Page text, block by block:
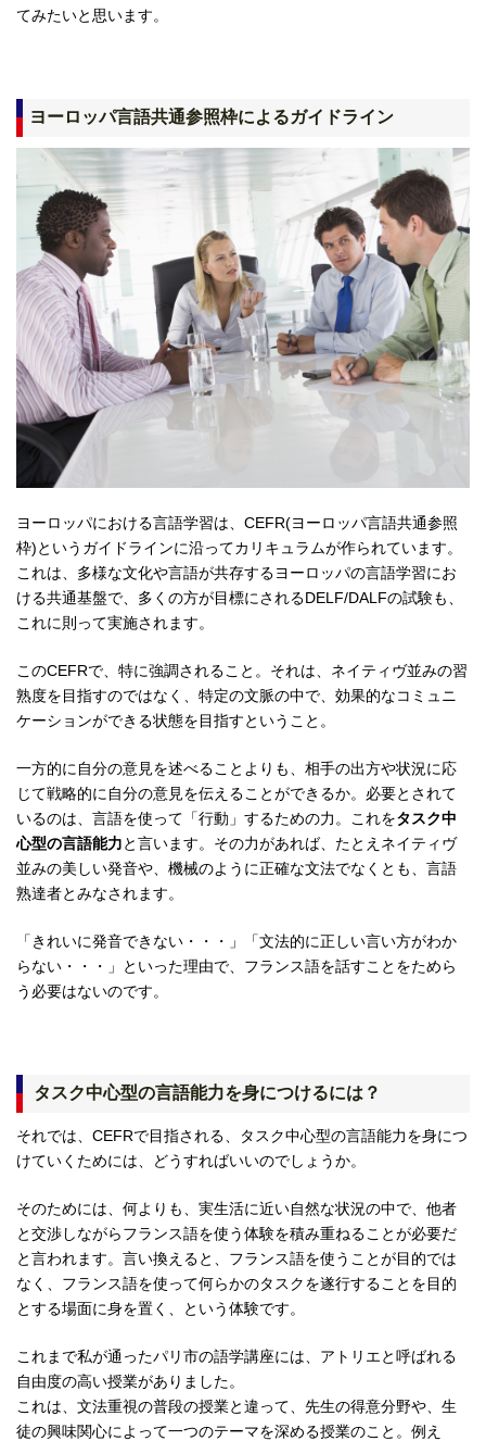
てみたいと思います。
ヨーロッパ言語共通参照枠によるガイドライン
ヨーロッパにおける言語学習は、CEFR(ヨーロッパ言語共通参照
枠)というガイドラインに沿ってカリキュラムが作られています。
これは、多様な文化や言語が共存するヨーロッパの言語学習にお
ける共通基盤で、多くの方が目標にされるDELF/DALFの試験も、
これに則って実施されます。
このCEFRで、特に強調されること。それは、ネイティヴ並みの習
熟度を目指すのではなく、特定の文脈の中で、効果的なコミュニ
ケーションができる状態を目指すということ。
一方的に自分の意見を述べることよりも、相手の出方や状況に応
じて戦略的に自分の意見を伝えることができるか。必要とされて
いるのは、言語を使って「行動」するための力。これをタスク中
心型の言語能力と言います。その力があれば、たとえネイティヴ
並みの美しい発音や、機械のように正確な文法でなくとも、言語
熟達者とみなされます。
「きれいに発音できない・・・」「文法的に正しい言い方がわか
らない・・・」といった理由で、フランス語を話すことをためら
う必要はないのです。
タスク中心型の言語能力を身につけるには？
それでは、CEFRで目指される、タスク中心型の言語能力を身につ
けていくためには、どうすればいいのでしょうか。
そのためには、何よりも、実生活に近い自然な状況の中で、他者
と交渉しながらフランス語を使う体験を積み重ねることが必要だ
と言われます。言い換えると、フランス語を使うことが目的では
なく、フランス語を使って何らかのタスクを遂行することを目的
とする場面に身を置く、という体験です。
これまで私が通ったパリ市の語学講座には、アトリエと呼ばれる
自由度の高い授業がありました。
これは、文法重視の普段の授業と違って、先生の得意分野や、生
徒の興味関心によって一つのテーマを深める授業のこと。例え